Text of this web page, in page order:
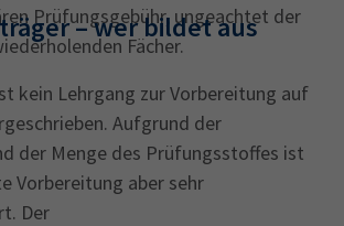
Prüfungsgebühr, ungeachtet der
Fächer.
– wer bildet aus
kein Lehrgang zur Vorbereitung auf
Aufgrund der
der Menge des Prüfungsstoffes ist
Vorbereitung aber sehr
Der